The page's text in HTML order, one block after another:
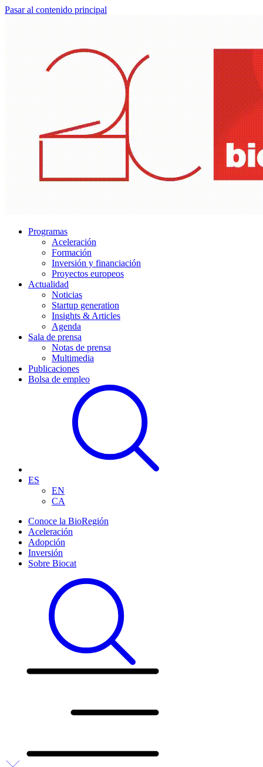
Pasar al contenido principal
Programas
Aceleración
Formación
Inversión y financiación
Proyectos europeos
Actualidad
Noticias
Startup generation
Insights & Articles
Agenda
Sala de prensa
Notas de prensa
Multimedia
Publicaciones
Bolsa de empleo
ES
EN
CA
Conoce la BioRegión
Aceleración
Adopción
Inversión
Sobre Biocat